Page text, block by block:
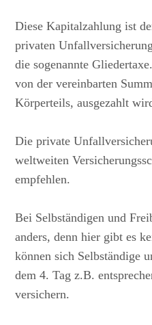
Diese Kapitalzahlung ist
privaten
die sogenannte
von der vereinbarten
Körperteils, ausgezahlt
Die private
weltweiten
empfehlen.
Bei Selbständigen und
anders, denn hier gibt es
können sich Selbständige
dem 4. Tag z.B.
versichern.